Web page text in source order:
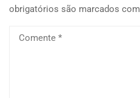
obrigatórios são marcados com